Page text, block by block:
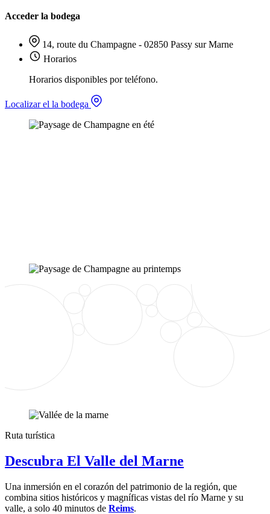
Acceder la bodega
14, route du Champagne - 02850 Passy sur Marne
Horarios
Horarios disponibles por teléfono.
Localizar el la bodega
Ruta turística
Descubra El Valle del Marne
Una inmersión en el corazón del patrimonio de la región, que
combina sitios históricos y magníficas vistas del río Marne y su
valle, a solo 40 minutos de Reims.